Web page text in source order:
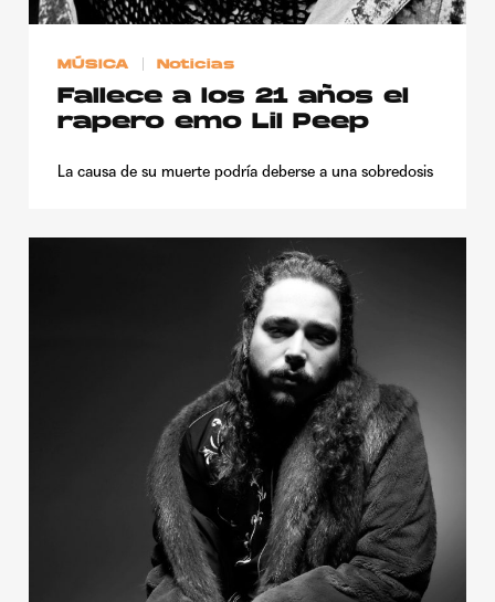
MÚSICA Noticias
Fallece a los 21 años el
rapero emo Lil Peep
La causa de su muerte podría deberse a una sobredosis